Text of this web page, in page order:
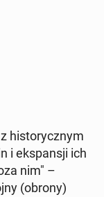
hi­sto­rycz­nym
i eks­pan­sji ich
nim" –
(obrony)